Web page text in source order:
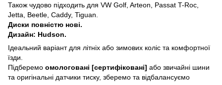
Також чудово підходить для VW Golf, Arteon, Passat T-Roc,
Jetta, Beetle, Caddy, Tiguan.
Диски повністю нові.
Дизайн: Hudson.
Ідеальний варіант для літніх або зимових коліс та комфортної
їзди.
Підберемо омологовані [сертифіковані] або звичайні шини
та оригінальні датчики тиску, зберемо та відбалансуємо